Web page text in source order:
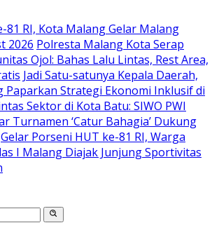
81 RI, Kota Malang Gelar Malang
2026 Polresta Malang Kota Serap
Ojol: Bahas Lalu Lintas, Rest Area,
Jadi Satu-satunya Kepala Daerah,
Paparkan Strategi Ekonomi Inklusif di
Sektor di Kota Batu: SIWO PWI
Turnamen ‘Catur Bahagia’ Dukung
Gelar Porseni HUT ke-81 RI, Warga
I Malang Diajak Junjung Sportivitas